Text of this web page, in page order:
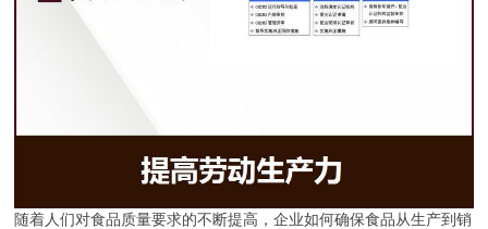
随着人们对食品质量要求的不断提高，企业如何确保食品从生产到销